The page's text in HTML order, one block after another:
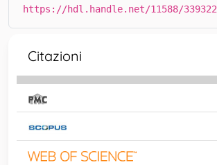
https://hdl.handle.net/11588/339322
Citazioni